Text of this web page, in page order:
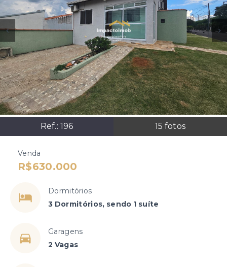
Ref.: 196 15 fotos
Venda
R$630.000
Dormitórios
3 Dormitórios, sendo 1 suíte
Garagens
2 Vagas